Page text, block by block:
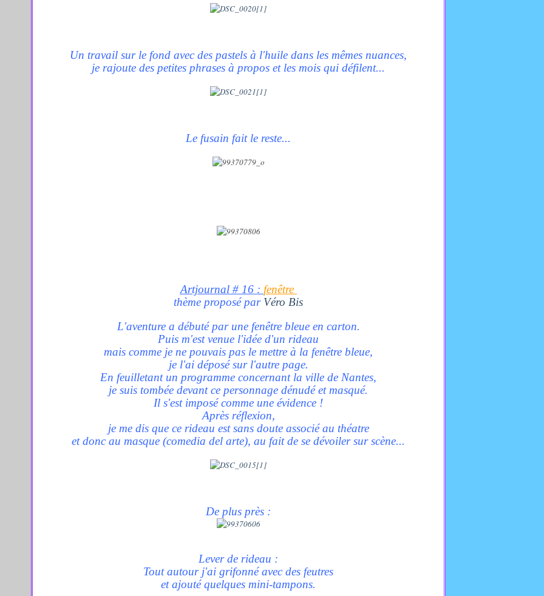
Un travail sur le fond avec des pastels à l'huile dans les mêmes nuances,
je rajoute des petites phrases à propos et les mois qui défilent...
Le fusain fait le reste...
Artjournal # 16 : fenêtre
thème proposé par Véro Bis
L'aventure a débuté par une fenêtre bleue en carton.
Puis m'est venue l'idée d'un rideau
mais comme je ne pouvais pas le mettre à la fenêtre bleue,
je l'ai déposé sur l'autre page.
En feuilletant un programme concernant la ville de Nantes,
je suis tombée devant ce personnage dénudé et masqué.
Il s'est imposé comme une évidence !
Après réflexion,
je me dis que ce rideau est sans doute associé au théatre
et donc au masque (comedia del arte), au fait de se dévoiler sur scène...
De plus près :
Lever de rideau :
Tout autour j'ai grifonné avec des feutres
et ajouté quelques mini-tampons.